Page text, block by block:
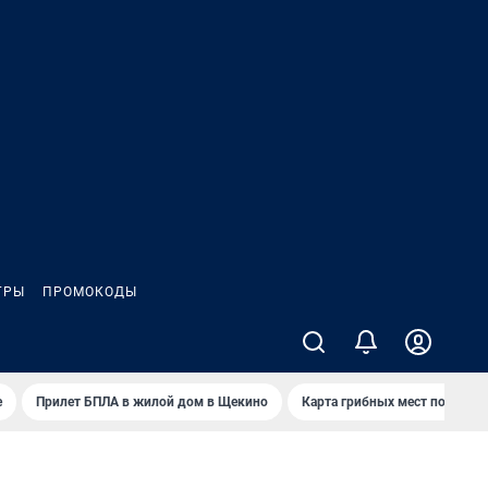
ПРОМОКОДЫ
Прилет БПЛА в жилой дом в Щекино Карта грибных мест под